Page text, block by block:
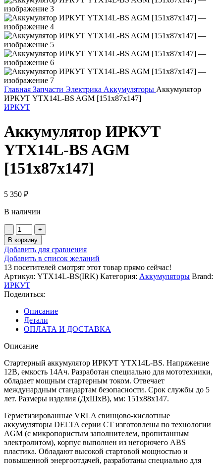
Главная Запчасти Электрика Аккумуляторы Аккумулятор
ИРКУТ YTX14L-BS AGM [151x87x147]
ИРКУТ
Аккумулятор ИРКУТ
YTX14L-BS AGM
[151x87x147]
5 350 ₽
В наличии
Количество
товара
Аккумулятор
ИРКУТ
YTX14L-
BS
AGM
[151x87x147]
В корзину
Добавить для сравнения
Добавить в список желаний
13 посетителей смотрят этот товар прямо сейчас!
Артикул: YTX14L-BS(IRK) Категория: Аккумуляторы Brand:
ИРКУТ
Поделиться:
Описание
Детали
ОПЛАТА И ДОСТАВКА
Описание
Стартерный аккумулятор ИРКУТ YTX14L-BS. Напряжение
12В, емкость 14Ач. Разработан специально для мототехники,
обладает мощным стартерным током. Отвечает
междунардным стандартам безопасности. Срок службы до 5
лет. Размеры изделия (ДхШхВ), мм: 151x88x147.
Герметизированные VRLA свинцово-кислотные
аккумуляторы DELTA серии CT изготовлены по технологии
AGM (с микропористым заполнителем, пропитанным
электролитом), корпус выполнен из негорючего ABS
пластика. Обладают высокой стартовой мощностью и
повышенной энергоотдачей, разработаны специально для